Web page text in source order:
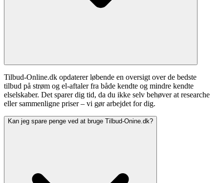
Tilbud-Online.dk opdaterer løbende en oversigt over de bedste
tilbud på strøm og el-aftaler fra både kendte og mindre kendte
elselskaber. Det sparer dig tid, da du ikke selv behøver at researche
eller sammenligne priser – vi gør arbejdet for dig.
Kan jeg spare penge ved at bruge Tilbud-Onine.dk?